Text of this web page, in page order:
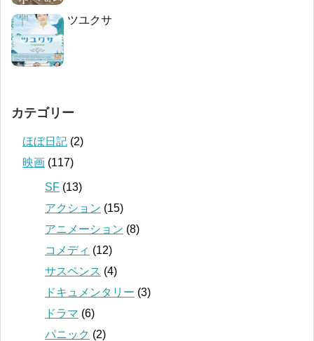
ツユクサ
カテゴリー
ほぼ日記 (2)
映画 (117)
SF (13)
アクション (15)
アニメーション (8)
コメディ (12)
サスペンス (4)
ドキュメンタリー (3)
ドラマ (6)
パニック (2)